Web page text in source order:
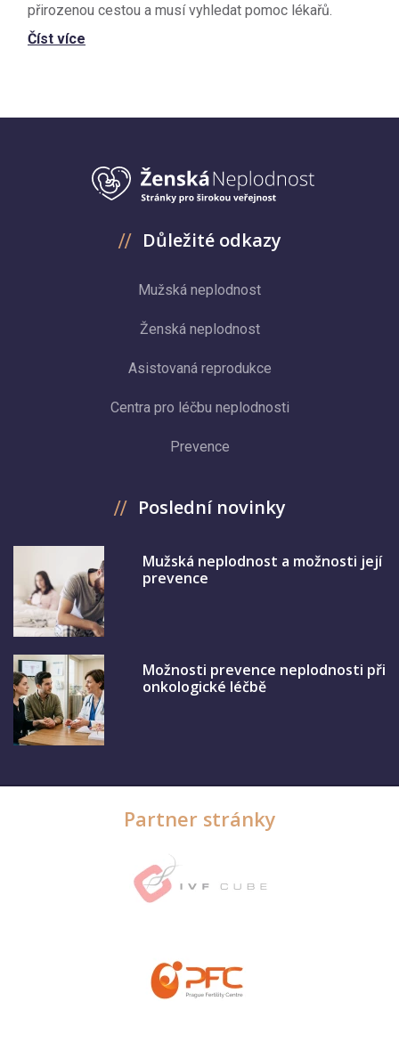
přirozenou cestou a musí vyhledat pomoc lékařů.
Číst více
Důležité odkazy
Mužská neplodnost
Ženská neplodnost
Asistovaná reprodukce
Centra pro léčbu neplodnosti
Prevence
Poslední novinky
Mužská neplodnost a možnosti její
prevence
Možnosti prevence neplodnosti při
onkologické léčbě
Partner stránky